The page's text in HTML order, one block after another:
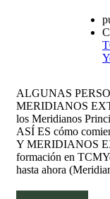
ALGUNAS
MERIDIANOS
los Meridianos
ASÍ ES cómo
Y MERIDIANOS
formación en
hasta ahora